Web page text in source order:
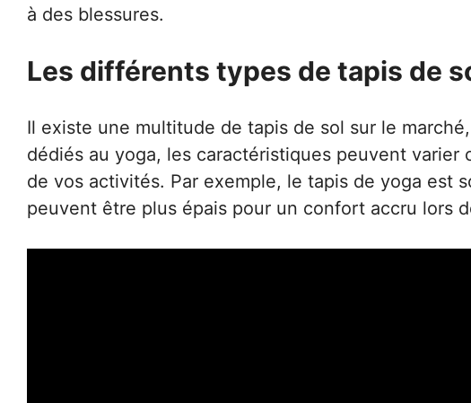
à des blessures.
Les différents types de tapis de
Il existe une multitude de tapis de sol sur le
dédiés au yoga, les caractéristiques peuvent
de vos activités. Par exemple, le tapis de yoga est
peuvent être plus épais pour un confort accru lors